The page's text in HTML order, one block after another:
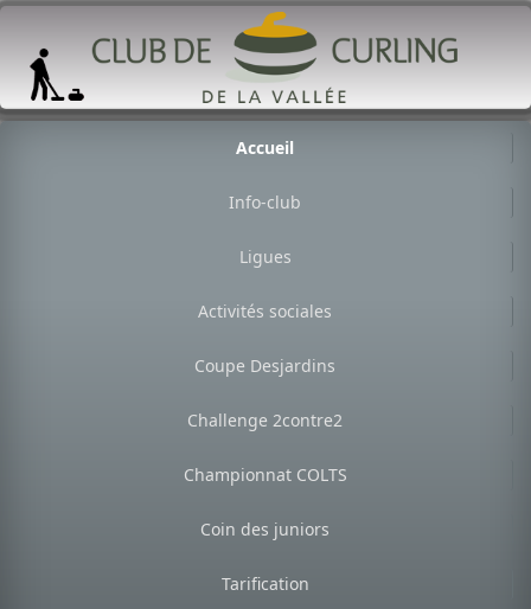
Accueil
Info-club
Ligues
Activités sociales
Coupe Desjardins
Challenge 2contre2
Championnat COLTS
Coin des juniors
Tarification